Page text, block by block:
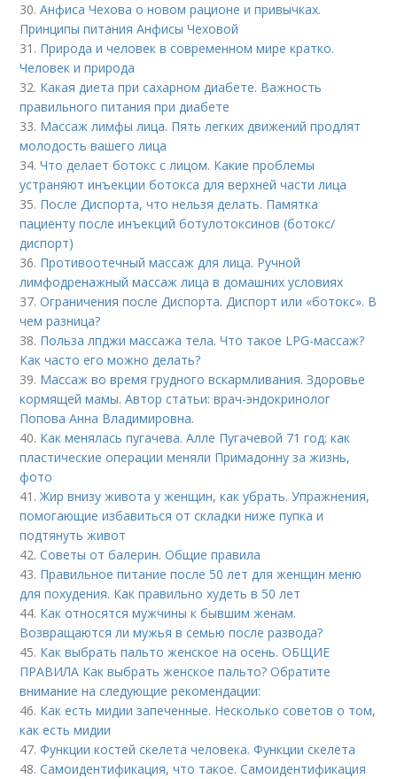
30.Анфиса Чехова о новом рационе и привычках.
Принципы питания Анфисы Чеховой
31. Природа и человек в современном мире кратко.
Человек и природа
32. Какая диета при сахарном диабете. Важность
правильного питания при диабете
33. Массаж лимфы лица. Пять легких движений продлят
молодость вашего лица
34.Что делает ботокс с лицом. Какие проблемы
устраняют инъекции ботокса для верхней части лица
35. После Диспорта, что нельзя делать. Памятка
пациенту после инъекций ботулотоксинов (ботокс/
диспорт)
36. Противоотечный массаж для лица. Ручной
лимфодренажный массаж лица в домашних условиях
37.Ограничения после Диспорта. Диспорт или «ботокс». В
чем разница?
38. Польза лпджи массажа тела. Что такое LPG-массаж?
Как часто его можно делать?
39. Массаж во время грудного вскармливания. Здоровье
кормящей мамы. Автор статьи: врач-эндокринолог
Попова Анна Владимировна.
40. Как менялась пугачева. Алле Пугачевой 71 год: как
пластические операции меняли Примадонну за жизнь,
фото
41.Жир внизу живота у женщин, как убрать. Упражнения,
помогающие избавиться от складки ниже пупка и
подтянуть живот
42.Советы от балерин. Общие правила
43. Правильное питание после 50 лет для женщин меню
для похудения. Как правильно худеть в 50 лет
44. Как относятся мужчины к бывшим женам.
Возвращаются ли мужья в семью после развода?
45. Как выбрать пальто женское на осень. ОБЩИЕ
ПРАВИЛА Как выбрать женское пальто? Обратите
внимание на следующие рекомендации:
46. Как есть мидии запеченные. Несколько советов о том,
как есть мидии
47.Функции костей скелета человека. Функции скелета
48.Самоидентификация, что такое. Самоидентификация